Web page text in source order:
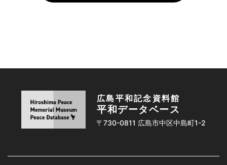
広島平和記念資料館
平和データベース
〒730-0811 広島市中区中島町1-2